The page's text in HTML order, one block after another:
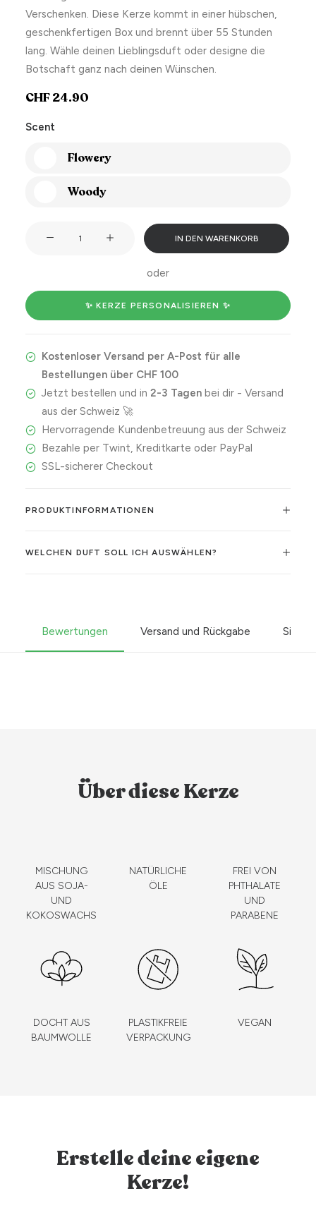
Verschenken. Diese Kerze kommt in einer hübschen,
geschenkfertigen Box und brennt über 55 Stunden
lang. Wähle deinen Lieblingsduft oder designe die
Botschaft ganz nach deinen Wünschen.
CHF24.90
Scent
Flowery
Woody
down
in
but
go
down
on
you.
Menge
IN DEN WARENKORB
oder
✨ KERZE PERSONALISIEREN ✨
Kostenloser Versand per A-Post für alle
Bestellungen über CHF 100
Jetzt bestellen und in 2-3 Tagenbei dir - Versand
aus der Schweiz 🚀
Hervorragende Kundenbetreuung aus der Schweiz
Bezahle per Twint, Kreditkarte oder PayPal
SSL-sicherer Checkout
PRODUKTINFORMATIONEN
WELCHEN DUFT SOLL ICH AUSWÄHLEN?
Bewertungen Versand und Rückgabe
Über diese Kerze
MISCHUNG
AUS SOJA-
UND
KOKOSWACHS
NATÜRLICHE
ÖLE
FREI VON
PHTHALATE
UND
PARABENE
DOCHT AUS
BAUMWOLLE
PLASTIKFREIE
VERPACKUNG
VEGAN
Erstelle deine eigene
Kerze!